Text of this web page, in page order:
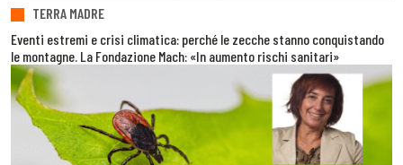
TERRA MADRE
Eventi estremi e crisi climatica: perché le zecche stanno conquistando
le montagne. La Fondazione Mach: «In aumento rischi sanitari»